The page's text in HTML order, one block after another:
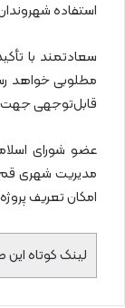
استفاده
سعادتمند با
مطلوبی خواهد
قابل‌توجهی جهت
عضو شورای
مدیریت شهری قم
امکان تعریف
لینک کوتاه